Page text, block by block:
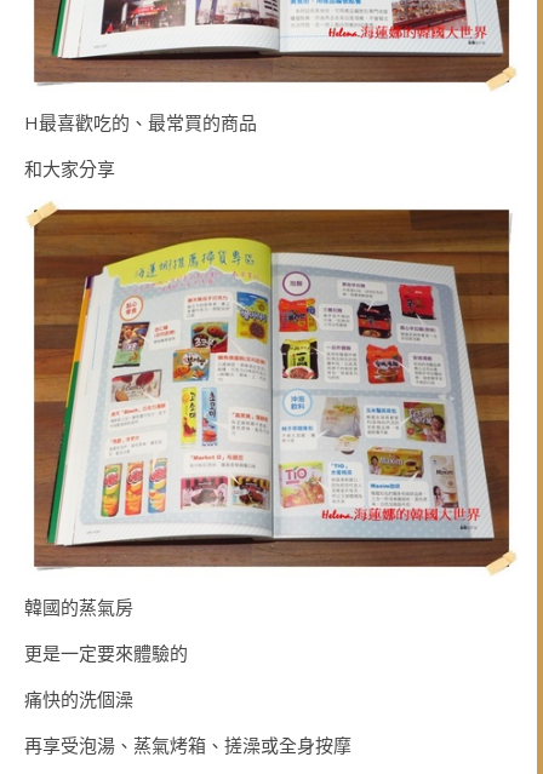
H最喜歡吃的、最常買的商品
和大家分享
韓國的蒸氣房
更是一定要來體驗的
痛快的洗個澡
再享受泡湯、蒸氣烤箱、搓澡或全身按摩